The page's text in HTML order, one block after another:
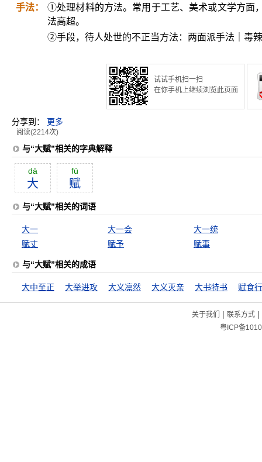
手法：
①处理材料的方法。常用于工艺、美术或文学方面
法高超。
②手段，待人处世的不正当方法：两面派手法｜毒
试试手机扫一扫
在你手机上继续浏览此页面
分享到： 更多
阅读(2214次)
与“大赋”相关的字典解释
dà
大
fù
赋
与“大赋”相关的词语
大一 大一会
大一统
赋丈
赋予 赋事
与“大赋”相关的成语
大中至正 大举进攻 大义凛然 大义灭亲 大书特书 赋食
关于我们 | 联系方式|
粤ICP备